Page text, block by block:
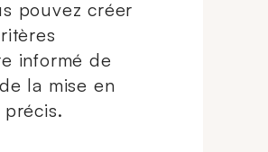
pouvez créer
informé de
la mise en